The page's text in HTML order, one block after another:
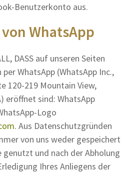
Benutzerkonto aus.
WhatsApp
DASS auf unseren Seiten
WhatsApp (WhatsApp Inc.,
120-219 Mountain View,
eröffnet sind: WhatsApp
Logo
. Aus Datenschutzgründen
von uns weder gespeichert
genutzt und nach der Abholung
Ihres Anliegens der